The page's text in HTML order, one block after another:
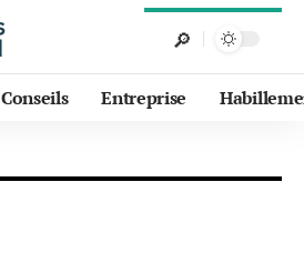
Conseils Entreprise